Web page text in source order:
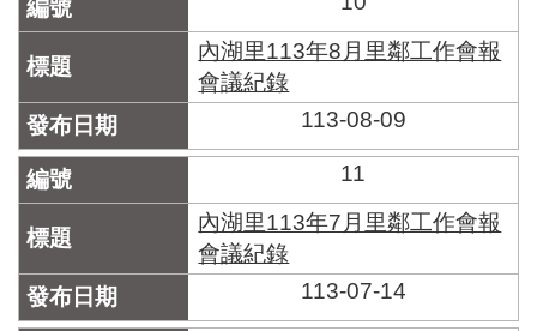
內湖里113年8月里鄰工作會報
會議紀錄
113-08-09
11
內湖里113年7月里鄰工作會報
會議紀錄
113-07-14